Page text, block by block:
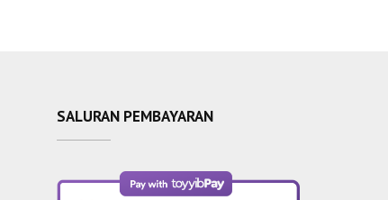
SALURAN PEMBAYARAN